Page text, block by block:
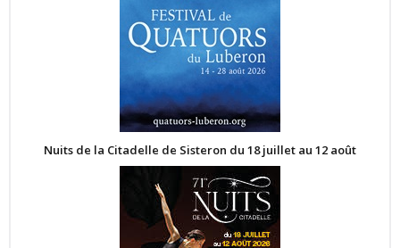
Nuits de la Citadelle de Sisteron du 18 juillet au 12 août